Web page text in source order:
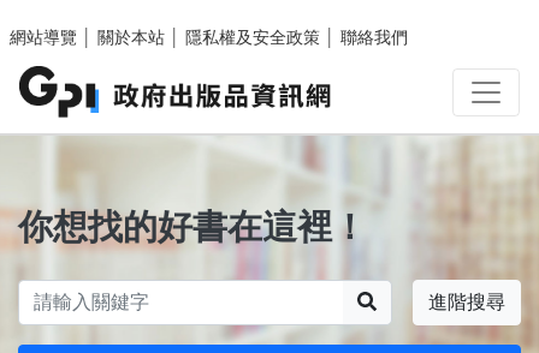
網站導覽
關於本站 隱私權及安全政策 聯絡我們
你想找的好書在這裡！
進階搜尋